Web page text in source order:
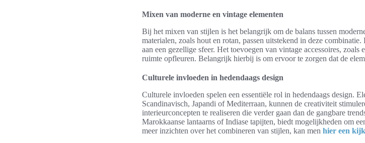
Mixen van moderne en vintage elementen
Bij het mixen van stijlen is het belangrijk om de balans tussen
materialen, zoals hout en rotan, passen uitstekend in deze
aan een gezellige sfeer. Het toevoegen van vintage accessoires,
ruimte opfleuren. Belangrijk hierbij is om ervoor te zorgen dat de
Culturele invloeden in hedendaags design
Culturele invloeden spelen een essentiële rol in hedendaags design.
Scandinavisch, Japandi of Mediterraan, kunnen de creativiteit
interieurconcepten te realiseren die verder gaan dan de gangbare
Marokkaanse lantaarns of Indiase tapijten, biedt mogelijkheden om
meer inzichten over het combineren van stijlen, kan men hier een